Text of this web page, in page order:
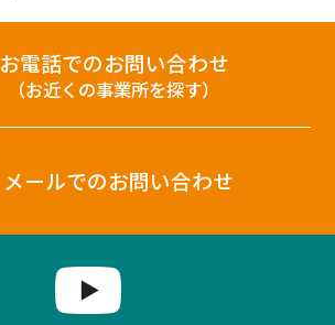
お電話でのお問い合わせ
（お近くの事業所を探す）
メールでのお問い合わせ